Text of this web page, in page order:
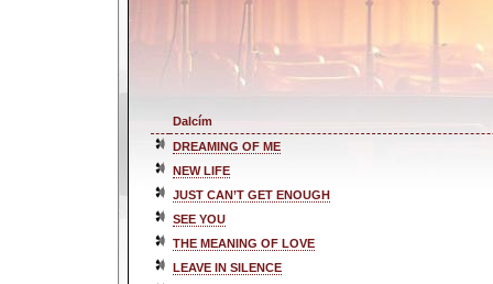
Dalcím
DREAMING OF ME
NEW LIFE
JUST CAN’T GET ENOUGH
SEE YOU
THE MEANING OF LOVE
LEAVE IN SILENCE